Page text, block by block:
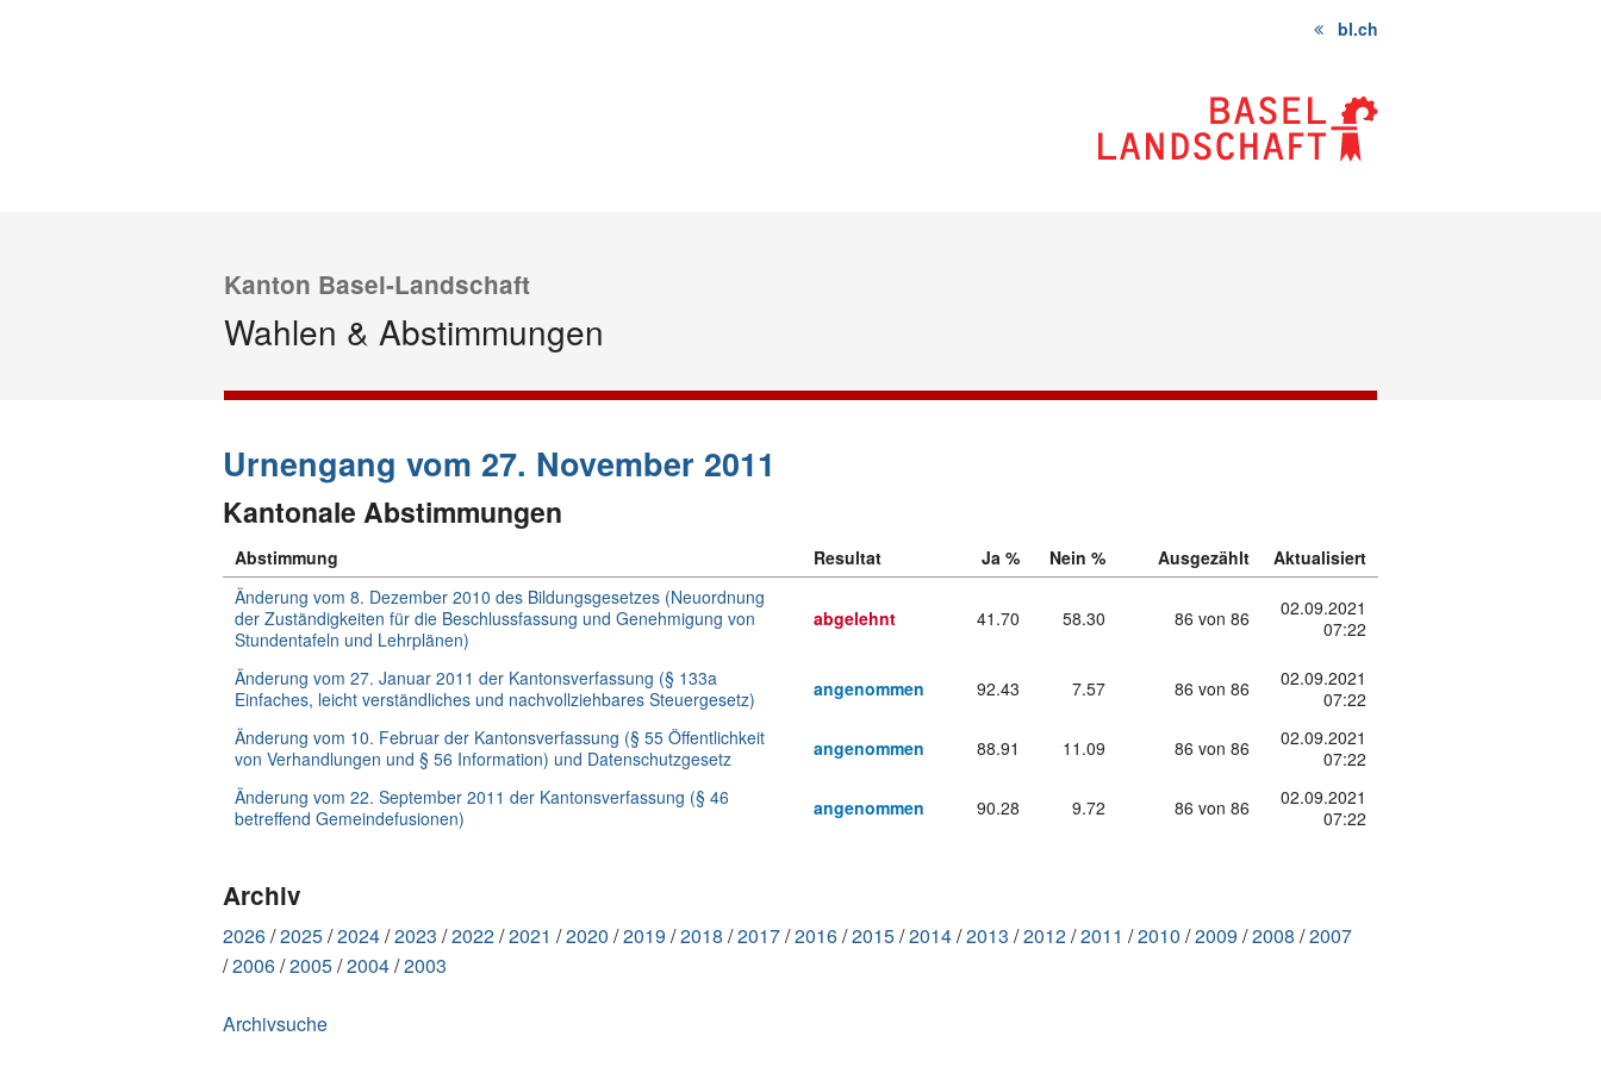
bl.ch
Kanton Basel-Landschaft
Wahlen & Abstimmungen
Urnengang
vom
27.
2011
Archiv
Urnengang vom 27. November 2011
Kantonale Abstimmungen
November
2011
Abstimmung Resultat Ja % Nein % Ausgezählt
Aktualisiert
Änderung vom 8. Dezember 2010 des Bildungsgesetzes (Neuordnung
der Zuständigkeiten für die Beschlussfassung und Genehmigung von
Stundentafeln und Lehrplänen)
abgelehnt 41.70 58.30 86 von 86
02.09.2021
07:22
Änderung vom 27. Januar 2011 der Kantonsverfassung (§ 133a
Einfaches, leicht verständliches und nachvollziehbares Steuergesetz)
angenommen 92.43 7.57 86 von 86
02.09.2021
07:22
Änderung vom 10. Februar der Kantonsverfassung (§ 55 Öffentlichkeit
von Verhandlungen und § 56 Information) und Datenschutzgesetz
angenommen 88.91 11.09 86 von 86
02.09.2021
07:22
Änderung vom 22. September 2011 der Kantonsverfassung (§ 46
betreffend Gemeindefusionen)
angenommen 90.28 9.72 86 von 86
02.09.2021
07:22
Archiv
2026 2025 2024 2023 2022 2021 2020 2019 2018 2017 2016 2015 2014 2013 2012 2011 2010 2009 2008 2007
2006 2005 2004 2003
Archivsuche